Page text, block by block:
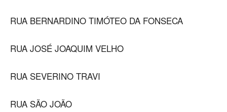
RUA BERNARDINO TIMÓTEO DA FONSECA
RUA JOSÉ JOAQUIM VELHO
RUA SEVERINO TRAVI
RUA SÃO JOÃO